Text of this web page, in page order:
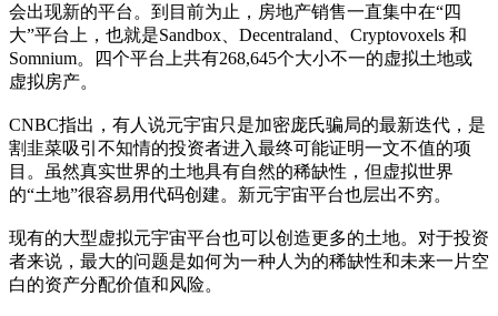
会出现新的平台。到目前为止，房地产销售一直集中在“四
大”平台上，也就是Sandbox、Decentraland、Cryptovoxels 和
Somnium。四个平台上共有268,645个大小不一的虚拟土地或
虚拟房产。
CNBC指出，有人说元宇宙只是加密庞氏骗局的最新迭代，是
割韭菜吸引不知情的投资者进入最终可能证明一文不值的项
目。虽然真实世界的土地具有自然的稀缺性，但虚拟世界
的“土地”很容易用代码创建。新元宇宙平台也层出不穷。
现有的大型虚拟元宇宙平台也可以创造更多的土地。对于投资
者来说，最大的问题是如何为一种人为的稀缺性和未来一片空
白的资产分配价值和风险。